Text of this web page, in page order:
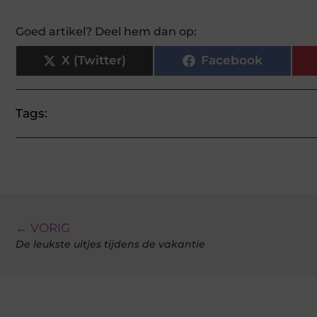
Goed artikel? Deel hem dan op:
X (Twitter) Facebook
Tags:
← VORIG
De leukste uitjes tijdens de vakantie